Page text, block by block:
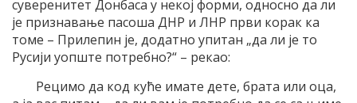
суверенитет Донбаса у некој форми, односно да ли
је признавање пасоша ДНР и ЛНР први корак ка
томе – Прилепин је, додатно упитан „да ли је то
Русији уопште потребно?“ – рекао:
Рецимо да код куће имате дете, брата или оца,